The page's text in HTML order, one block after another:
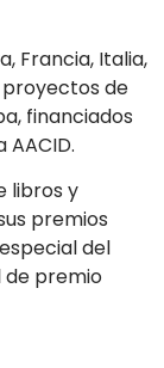
Francia, Italia,
proyectos de
financiados
AACID.
libros y
premios
del
de premio